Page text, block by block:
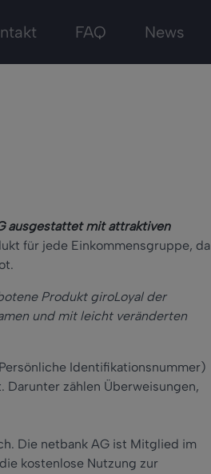
FAQ News
ausgestattet mit attraktiven
für jede Einkommensgruppe, da
Produkt giroLoyal der
und mit leicht veränderten
Identifikationsnummer)
zählen Überweisungen,
Die netbank AG ist Mitglied im
kostenlose Nutzung zur